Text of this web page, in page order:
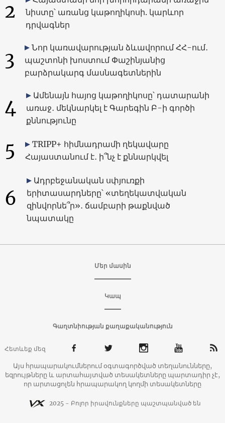
2
նիստը՝ առանց կաթողիկոսի. կարևոր
դրվագներ
3
Նոր կառավարության ձևավորում ՀՀ-ում․
պաշտոնի խոստում Փաշինյանից
բարձրակարգ մասնագետներին
4
Ամենայն հայոց կաթողիկոսը՝ դատարանի
առաջ․ մեկնարկել է Գարեգին Բ-ի գործի
քննությունը
5
TRIPP+ հիմնադրամի ղեկավարը
Հայաստանում է․ ի՞նչ է քննարկվել
6
Ադրբեջանական սփյուռքի
երիտասարդները՝ «տեղեկատվական
զինվորնե՞ր»․ ճամբարի թաքնված
նպատակը
Մեր մասին
Կապ
Գաղտնիության քաղաքականություն
Հետևեք մեզ
Այս հրապարակումներում օգտագործված տեղանունները,
եզրույթները և արտահայտված տեսակետները պարտադիր չէ,
որ արտացոլեն հրապարակող կողմի տեսակետները
2025 - Բոլոր իրավունքները պաշտպանված են